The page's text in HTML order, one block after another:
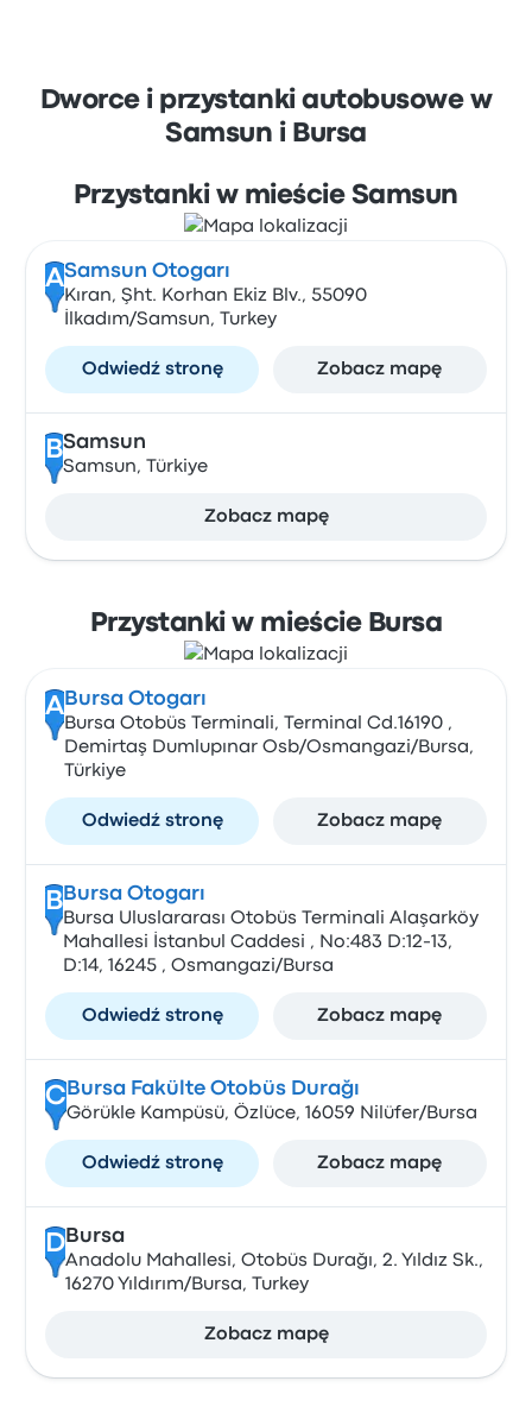
Dworce i przystanki autobusowe w
Samsun i Bursa
Przystanki w mieście Samsun
ASamsun Otogarı
Kıran, Şht. Korhan Ekiz Blv., 55090
İlkadım/Samsun, Turkey
Odwiedź stronę Zobacz mapę
BSamsun
Samsun, Türkiye
Zobacz mapę
Przystanki w mieście Bursa
A Bursa Otogarı
Bursa Otobüs Terminali, Terminal Cd.16190 ,
Demirtaş Dumlupınar Osb/Osmangazi/Bursa,
Türkiye
Odwiedź stronę Zobacz mapę
B Bursa Otogarı
Bursa Uluslararası Otobüs Terminali Alaşarköy
Mahallesi İstanbul Caddesi , No:483 D:12-13,
D:14, 16245 , Osmangazi/Bursa
Odwiedź stronę Zobacz mapę
CBursa Fakülte Otobüs Durağı
Görükle Kampüsü, Özlüce, 16059 Nilüfer/Bursa
Odwiedź stronę Zobacz mapę
DBursa
Anadolu Mahallesi, Otobüs Durağı, 2. Yıldız Sk.,
16270 Yıldırım/Bursa, Turkey
Zobacz mapę